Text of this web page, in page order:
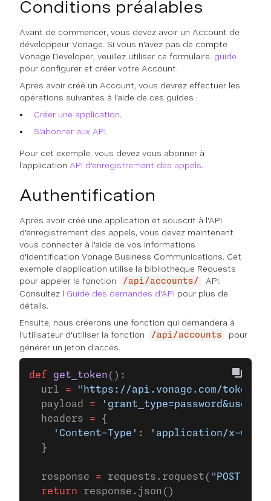
Conditions préalables
Avant de commencer, vous devez avoir un Account de
développeur Vonage. Si vous n'avez pas de compte
Vonage Developer, veuillez utiliser ce formulaire. guide
pour configurer et créer votre Account.
Après avoir créé un Account, vous devrez effectuer les
opérations suivantes à l'aide de ces guides :
Créer une application.
S'abonner aux API.
Pour cet exemple, vous devez vous abonner à
l'application API d'enregistrement des appels.
Authentification
Après avoir créé une application et souscrit à l'API
d'enregistrement des appels, vous devez maintenant
vous connecter à l'aide de vos informations
d'identification Vonage Business Communications. Cet
exemple d'application utilise la bibliothèque Requests
pour appeler la fonction
/api/accounts/
API.
Consultez l Guide des demandes d'API pour plus de
détails.
Ensuite, nous créerons une fonction qui demandera à
l'utilisateur d'utiliser la fonction
/api/accounts
pour
générer un jeton d'accès.
def get_token ():
  url
= "https://api.vonage.com/token"
  payload
=
  headers
= {
    'Content-Type'
:
'application/x-www-
  }
  response
= requests.request( "POST"
  return
response.json()